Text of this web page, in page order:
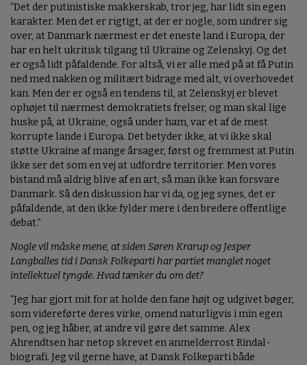
“Det der putinistiske makkerskab, tror jeg, har lidt sin egen
karakter. Men det er rigtigt, at der er nogle, som undrer sig
over, at Danmark nærmest er det eneste land i Europa, der
har en helt ukritisk tilgang til Ukraine og Zelenskyj. Og det
er også lidt påfaldende. For altså, vi er alle med på at få Putin
ned med nakken og militært bidrage med alt, vi overhovedet
kan. Men der er også en tendens til, at Zelenskyj er blevet
ophøjet til nærmest demokratiets frelser, og man skal lige
huske på, at Ukraine, også under ham, var et af de mest
korrupte lande i Europa. Det betyder ikke, at vi ikke skal
støtte Ukraine af mange årsager, først og fremmest at Putin
ikke ser det som en vej at udfordre territorier. Men vores
bistand må aldrig blive af en art, så man ikke kan forsvare
Danmark. Så den diskussion har vi da, og jeg synes, det er
påfaldende, at den ikke fylder mere i den bredere offentlige
debat.”
Nogle vil måske mene, at siden Søren Krarup og Jesper
Langballes tid i Dansk Folkeparti har partiet manglet noget
intellektuel tyngde. Hvad tænker du om det?
“Jeg har gjort mit for at holde den fane højt og udgivet bøger,
som videreførte deres virke, omend naturligvis i min egen
pen, og jeg håber, at andre vil gøre det samme. Alex
Ahrendtsen har netop skrevet en anmelderrost Rindal-
biografi. Jeg vil gerne have, at Dansk Folkeparti både